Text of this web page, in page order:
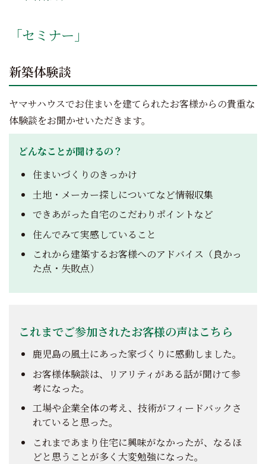
「セミナー」
新築体験談
ヤマサハウスでお住まいを建てられたお客様からの貴重な
体験談をお聞かせいただきます。
どんなことが聞けるの？
住まいづくりのきっかけ
土地・メーカー探しについてなど情報収集
できあがった自宅のこだわりポイントなど
住んでみて実感していること
これから建築するお客様へのアドバイス（良かっ
た点・失敗点）
これまでご参加されたお客様の声はこちら
鹿児島の風土にあった家づくりに感動しました。
お客様体験談は、リアリティがある話が聞けて参
考になった。
工場や企業全体の考え、技術がフィードバックさ
れていると思った。
これまであまり住宅に興味がなかったが、なるほ
どと思うことが多く大変勉強になった。